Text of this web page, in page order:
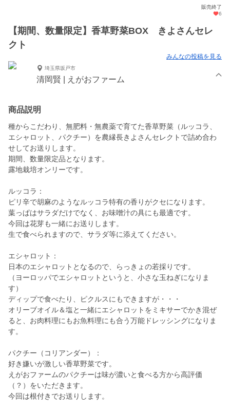
販売終了
6
【期間、数量限定】香草野菜BOX きよさんセレ
クト
みんなの投稿を見る
埼玉県坂戸市
清岡賢 | えがおファーム
商品説明
種からこだわり、無肥料・無農薬で育てた香草野菜（ルッコラ、
エシャロット、パクチー）を農縁長きよさんセレクトで詰め合わ
せしてお送りします。
期間、数量限定品となります。
露地栽培オンリーです。
ルッコラ：
ピリ辛で胡麻のようなルッコラ特有の香りがクセになります。
葉っぱはサラダだけでなく、お味噌汁の具にも最適です。
今回は花芽も一緒にお送りします。
生で食べられますので、サラダ等に添えてください。
エシャロット：
日本のエシャロットとなるので、らっきょの若採りです。
（ヨーロッパでエシャロットというと、小さな玉ねぎになりま
す）
ディップで食べたり、ピクルスにもできますが・・・
オリーブオイル＆塩と一緒にエシャロットをミキサーでかき混ぜ
ると、お肉料理にもお魚料理にも合う万能ドレッシングになりま
す。
パクチー（コリアンダー）：
好き嫌いが激しい香草野菜です。
えがおファームのパクチーは味が濃いと食べる方から高評価
（？）をいただきます。
今回は根付きでお送りします。